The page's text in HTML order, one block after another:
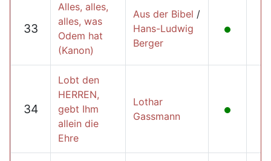
33
Alles, alles,
alles, was
Odem hat
(Kanon)
Aus der Bibel /
Hans-Ludwig
Berger
34
Lobt den
HERREN,
gebt Ihm
allein die
Ehre
Lothar
Gassmann